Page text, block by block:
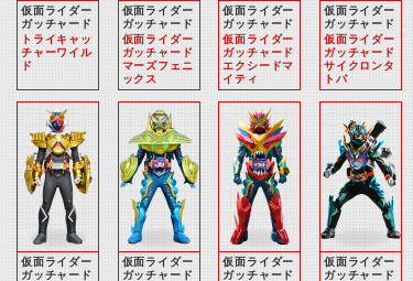
仮面ライダー
ガッチャード
トライキャッ
チャーワイル
ド
仮面ライダー
ガッチャード
仮面ライダー
ガッチャード
マーズフェニ
ックス
仮面ライダー
ガッチャード
仮面ライダー
ガッチャード
エクシードマ
イティ
仮面ライダー
ガッチャード
仮面ライダー
ガッチャード
サイクロンタ
トバ
仮面ライダー
ガッチャード
仮面ライダー
ガッチャード
仮面ライダー
ガッチャード
仮面ライダー
ガッチャード